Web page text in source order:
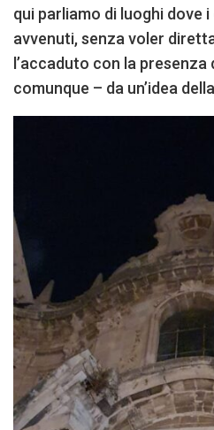
qui parliamo di luoghi dove
avvenuti, senza voler
l’accaduto con la
comunque – da un’idea